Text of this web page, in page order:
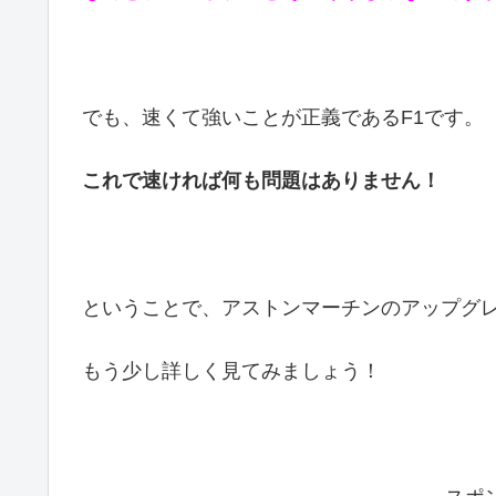
でも、速くて強いことが正義であるF1です。
これで速ければ何も問題はありません！
ということで、アストンマーチンのアップグ
もう少し詳しく見てみましょう！